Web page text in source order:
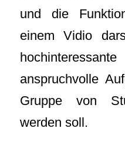
und die
einem Vidio
anspruchvolle
Gruppe von
werden soll.